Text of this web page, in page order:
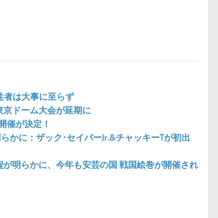
者は大事に至らず
ドーム大会が延期に
催が決定！
かに：ザック･セイバーJr.&チャッキーTが初出
明らかに、今年も安芸の国 戦国絵巻が開催され